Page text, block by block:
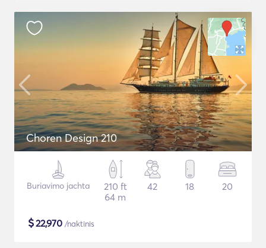
Choren Design 210
Buriavimo jachta
210 ft
64 m
42 18 20
$22,970 /naktinis